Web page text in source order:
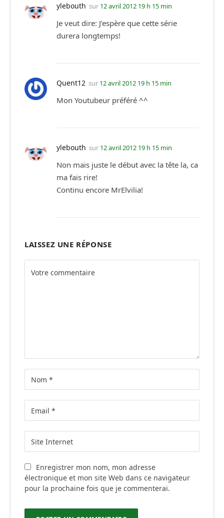
ylebouth sur 12 avril 2012 19 h 15 min
Je veut dire: J’espère que cette série
durera longtemps!
Quent12 sur 12 avril 2012 19 h 15 min
Mon Youtubeur préféré ^^
ylebouth sur 12 avril 2012 19 h 15 min
Non mais juste le début avec la tête la, ca
ma fais rire!
Continu encore MrElvilia!
LAISSEZ UNE RÉPONSE
Enregistrer mon nom, mon adresse
électronique et mon site Web dans ce navigateur
pour la prochaine fois que je commenterai.